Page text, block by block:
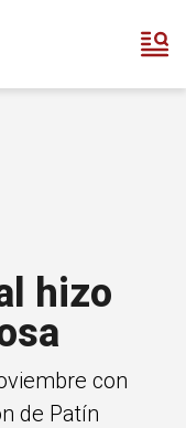
hizo
con
de Patín